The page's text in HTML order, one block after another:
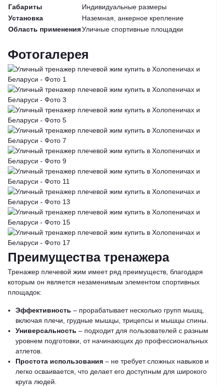
Габариты
Индивидуальные размеры
Установка
Наземная, анкерное крепление
Область примененияУличные спортивные площадки
Фотогалерея
Преимущества тренажера
Тренажер плечевой жим имеет ряд преимуществ, благодаря
которым он является незаменимым элементом спортивных
площадок:
Эффективность – прорабатывает несколько групп мышц,
включая плечи, грудные мышцы, трицепсы и мышцы спины.
Универсальность – подходит для пользователей с разным
уровнем подготовки, от начинающих до профессиональных
атлетов.
Простота использования – не требует сложных навыков и
легко осваивается, что делает его доступным для широкого
круга людей.